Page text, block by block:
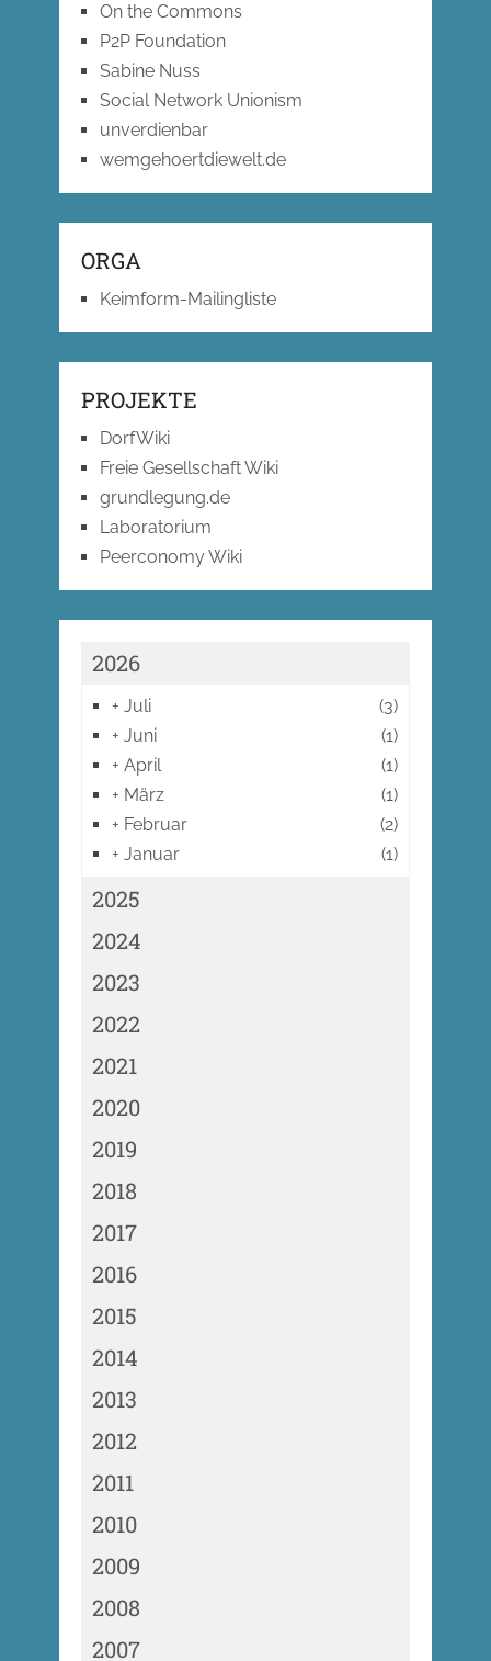
On the Commons
P2P Foundation
Sabine Nuss
Social Network Unionism
unverdienbar
wemgehoertdiewelt.de
ORGA
Keimform-Mailingliste
PROJEKTE
DorfWiki
Freie Gesellschaft Wiki
grundlegung.de
Laboratorium
Peerconomy Wiki
2026
+ Juli
(3)
+ Juni
(1)
+ April
(1)
+ März
(1)
+ Februar
(2)
+ Januar (1)
2025
2024
2023
2022
2021
2020
2019
2018
2017
2016
2015
2014
2013
2012
2011
2010
2009
2008
2007